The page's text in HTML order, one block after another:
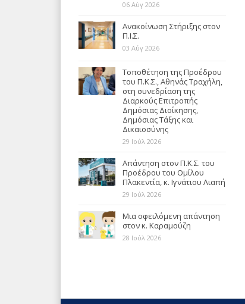
06 Αύγ 2026
Ανακοίνωση Στήριξης στον
Π.Ι.Σ.
03 Αύγ 2026
Τοποθέτηση της Προέδρου
του Π.Κ.Σ., Αθηνάς Τραχήλη,
στη συνεδρίαση της
Διαρκούς Επιτροπής
Δημόσιας Διοίκησης,
Δημόσιας Τάξης και
Δικαιοσύνης
29 Ιούλ 2026
Απάντηση στον Π.Κ.Σ. του
Προέδρου του Ομίλου
Πλακεντία, κ. Ιγνάτιου Λιαπή
29 Ιούλ 2026
Μια οφειλόμενη απάντηση
στον κ. Καραμούζη
28 Ιούλ 2026